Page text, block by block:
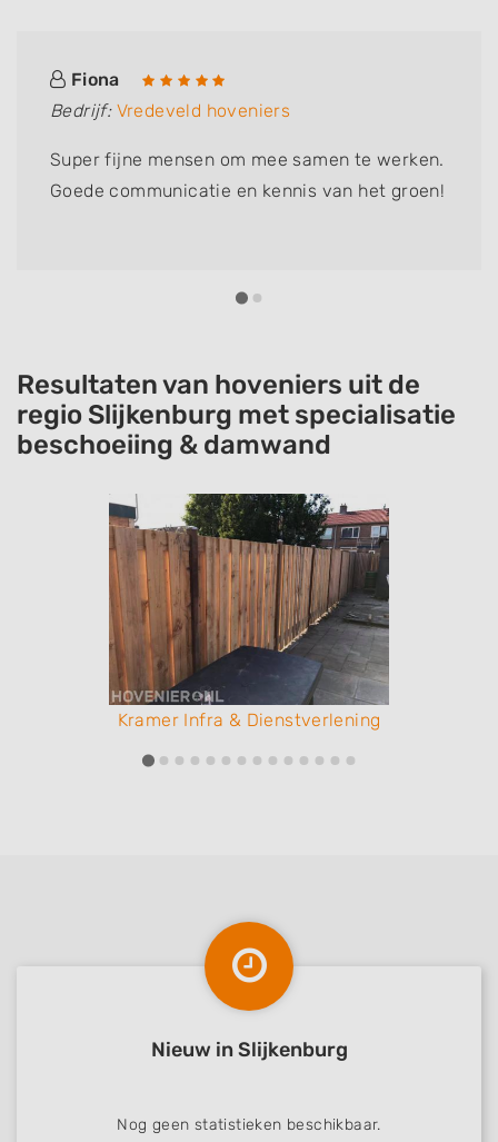
Fiona
Bedrijf: Vredeveld hoveniers
Super fijne mensen om mee samen te werken.
Goede communicatie en kennis van het groen!
Resultaten van hoveniers uit de
regio Slijkenburg met specialisatie
beschoeiing & damwand
Kramer Infra & Dienstverlening
Nieuw in Slijkenburg
Nog geen statistieken beschikbaar.